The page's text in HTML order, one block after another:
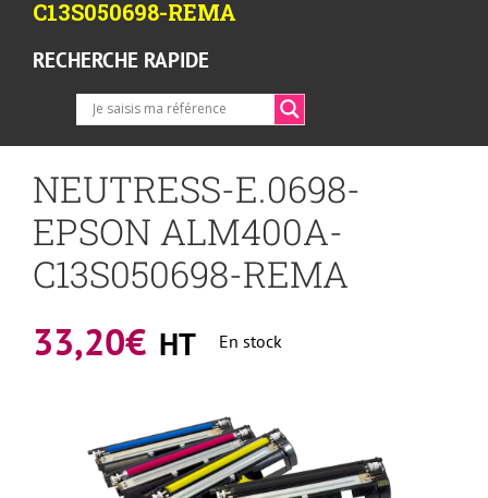
C13S050698-REMA
RECHERCHE RAPIDE
NEUTRESS-E.0698-
EPSON ALM400A-
C13S050698-REMA
33,20€ HT En stock